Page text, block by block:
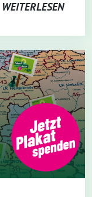
WEITERLESEN